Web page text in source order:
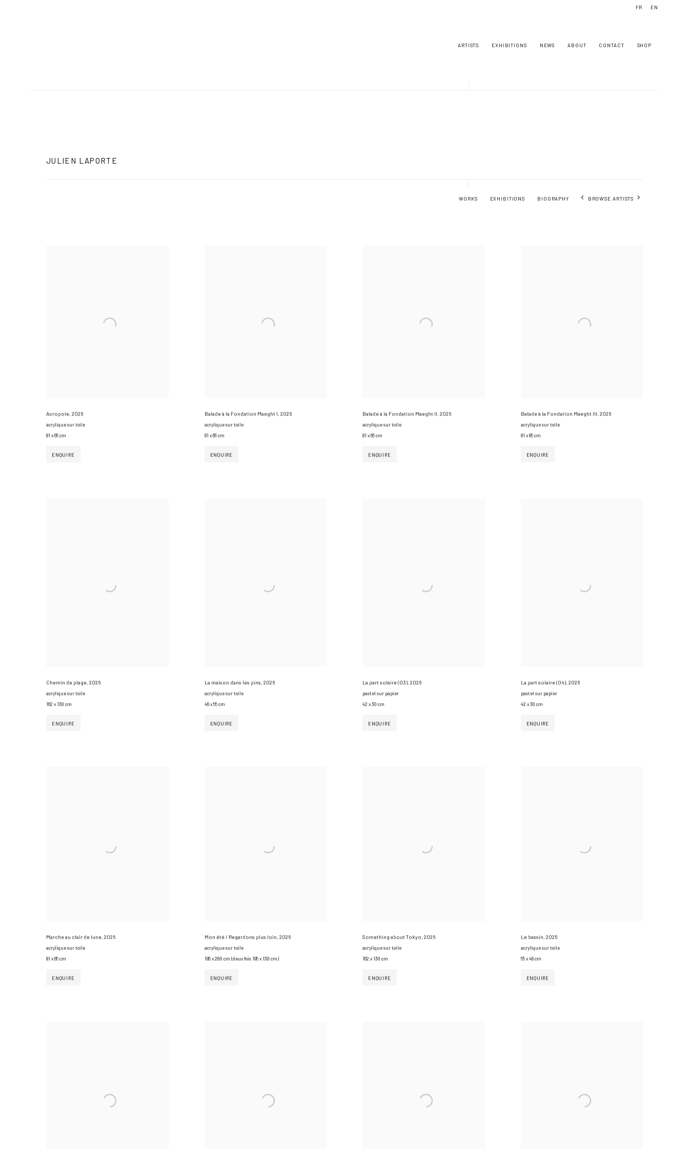
ARTISTS EXHIBITIONS NEWS ABOUT CONTACT SHOP
FR EN
JULIEN LAPORTE
WORKS EXHIBITIONS BIOGRAPHY BROWSE ARTISTS
Acropole, 2026
acrylique sur toile
81 x 65 cm
ENQUIRE
Balade à la Fondation Maeght I, 2026
acrylique sur toile
81 x 65 cm
ENQUIRE
Balade à la Fondation Maeght II, 2026
acrylique sur toile
81 x 65 cm
ENQUIRE
Balade à la Fondation Maeght III, 2026
acrylique sur toile
81 x 65 cm
ENQUIRE
Chemin de plage, 2026
acrylique sur toile
162 x 130 cm
ENQUIRE
La maison dans les pins, 2026
acrylique sur toile
46 x 55 cm
ENQUIRE
La part solaire (03), 2026
pastel sur papier
42 x 30 cm
ENQUIRE
La part solaire (04), 2026
pastel sur papier
42 x 30 cm
ENQUIRE
Marche au clair de lune, 2026
acrylique sur toile
81 x 65 cm
ENQUIRE
Mon été / Regardons plus loin, 2026
acrylique sur toile
195 x 260 cm (deux fois 195 x 130 cm)
ENQUIRE
Something about Tokyo, 2026
acrylique sur toile
162 x 130 cm
ENQUIRE
Le bassin, 2025
acrylique sur toile
55 x 46 cm
ENQUIRE